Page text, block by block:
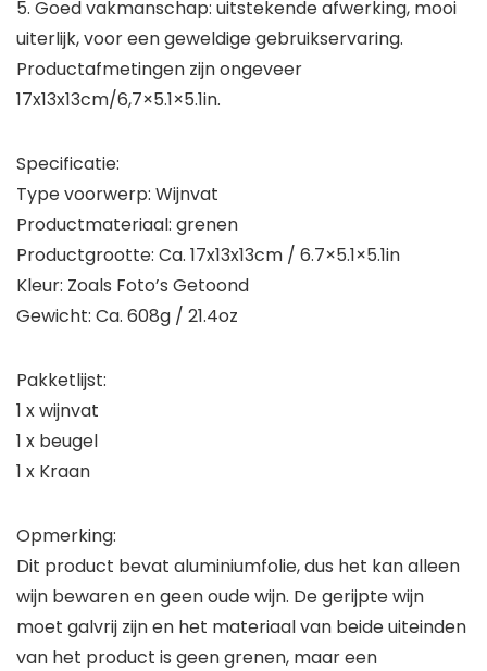
5. Goed vakmanschap: uitstekende afwerking, mooi
uiterlijk, voor een geweldige gebruikservaring.
Productafmetingen zijn ongeveer
17x13x13cm/6,7×5.1×5.1in.
Specificatie:
Type voorwerp: Wijnvat
Productmateriaal: grenen
Productgrootte: Ca. 17x13x13cm / 6.7×5.1×5.1in
Kleur: Zoals Foto’s Getoond
Gewicht: Ca. 608g / 21.4oz
Pakketlijst:
1 x wijnvat
1 x beugel
1 x Kraan
Opmerking:
Dit product bevat aluminiumfolie, dus het kan alleen
wijn bewaren en geen oude wijn. De gerijpte wijn
moet galvrij zijn en het materiaal van beide uiteinden
van het product is geen grenen, maar een